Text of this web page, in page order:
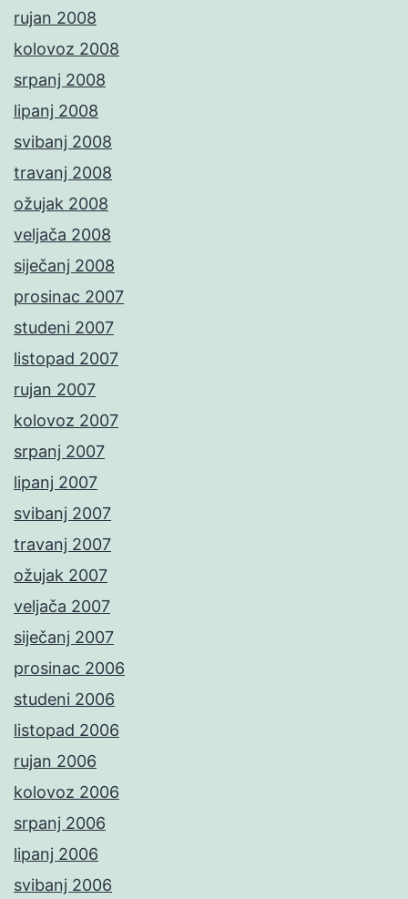
rujan 2008
kolovoz 2008
srpanj 2008
lipanj 2008
svibanj 2008
travanj 2008
ožujak 2008
veljača 2008
siječanj 2008
prosinac 2007
studeni 2007
listopad 2007
rujan 2007
kolovoz 2007
srpanj 2007
lipanj 2007
svibanj 2007
travanj 2007
ožujak 2007
veljača 2007
siječanj 2007
prosinac 2006
studeni 2006
listopad 2006
rujan 2006
kolovoz 2006
srpanj 2006
lipanj 2006
svibanj 2006